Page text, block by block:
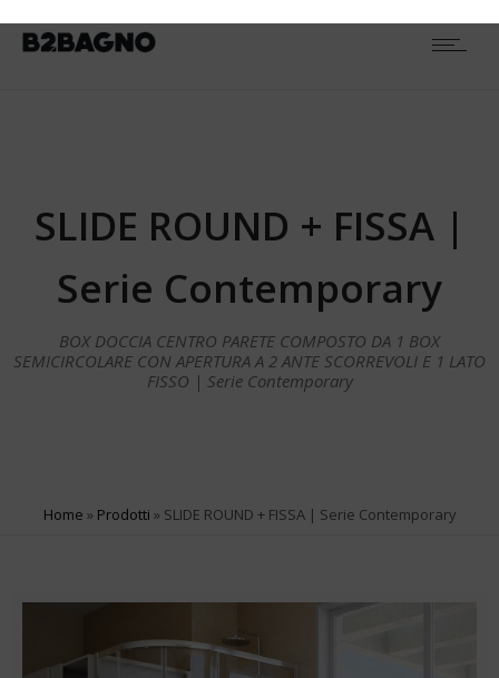
SLIDE ROUND + FISSA |
Serie Contemporary
BOX DOCCIA CENTRO PARETE COMPOSTO DA 1 BOX
SEMICIRCOLARE CON APERTURA A 2 ANTE SCORREVOLI E 1 LATO
FISSO | Serie Contemporary
Home » Prodotti » SLIDE ROUND + FISSA | Serie Contemporary